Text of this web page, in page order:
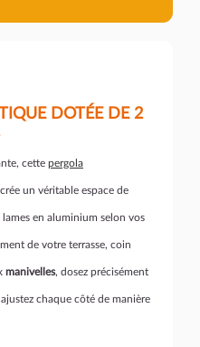
DOTÉE DE 2
cette pergola
un véritable espace de
en aluminium selon vos
de votre terrasse, coin
manivelles, dosez précisément
chaque côté de manière